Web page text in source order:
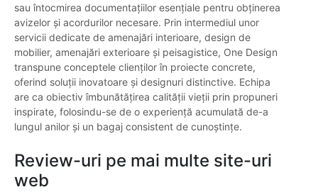
sau întocmirea documentațiilor esențiale pentru obținerea
avizelor și acordurilor necesare. Prin intermediul unor
servicii dedicate de amenajări interioare, design de
mobilier, amenajări exterioare și peisagistice, One Design
transpune conceptele clienților în proiecte concrete,
oferind soluții inovatoare și designuri distinctive. Echipa
are ca obiectiv îmbunătățirea calității vieții prin propuneri
inspirate, folosindu-se de o experiență acumulată de-a
lungul anilor și un bagaj consistent de cunoștințe.
Review-uri pe mai multe site-uri
web